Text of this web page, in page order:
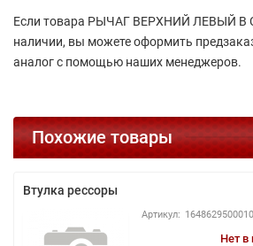
Если товара РЫЧАГ ВЕРХНИЙ ЛЕВЫЙ В
наличии, вы можете оформить
аналог с помощью наших менеджеров.
Похожие товары
Втулка рессоры
1648629500010
Нет в